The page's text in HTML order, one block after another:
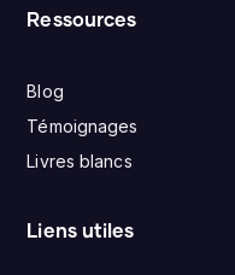
Ressources
Blog
Témoignages
Livres blancs
Liens utiles